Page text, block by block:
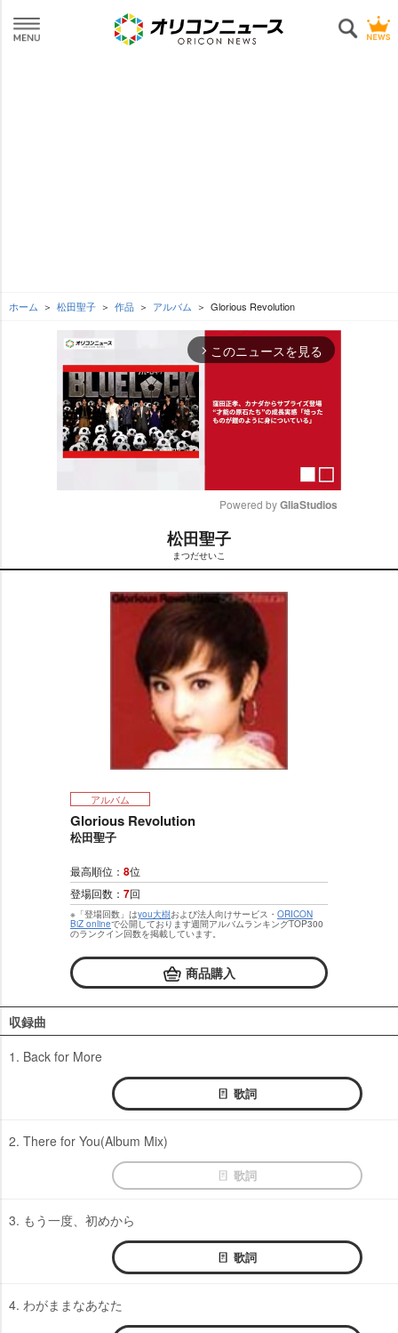
ホーム 松田聖子 作品 アルバム Glorious Revolution
arrow_forward_ios このニュースを見る
t
e
Powered by GliaStudios
松田聖子
まつだせいこ
アルバム
Glorious Revolution
松田聖子
最高順位： 8位
登場回数： 7回
※「登場回数」はyou大樹および法人向けサービス・ ORICON
BiZ onlineで公開しております週間アルバムランキングTOP300
のランクイン回数を掲載しています。
商品購入
収録曲
1. Back for More
歌詞
2. There for You(Album Mix)
歌詞
3. もう一度、初めから
歌詞
4. わがままなあなた